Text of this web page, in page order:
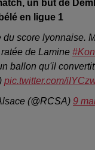
un but de
en ligue 1
du score lyonnaise.
de Lamine
ballon qu'il
pic.twitter.com/
(@RCSA) 9